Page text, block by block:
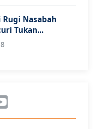
Rugi Nasabah
Tukan...